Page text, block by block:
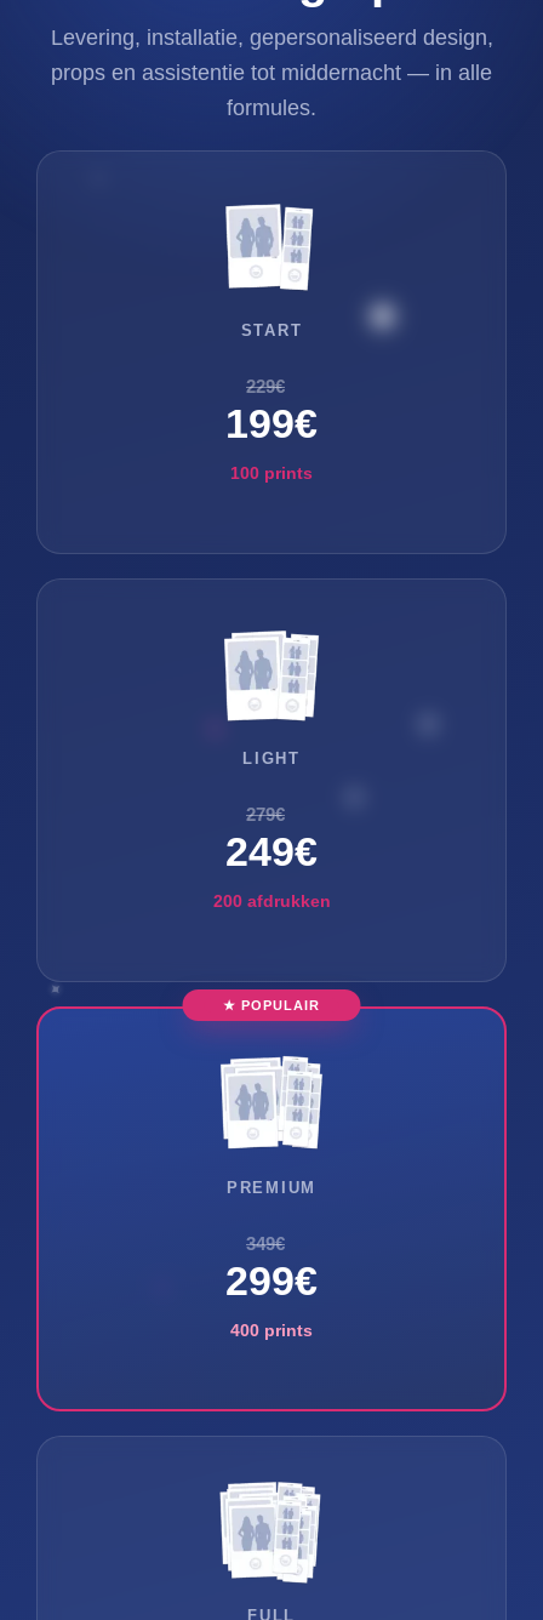
Levering, installatie, gepersonaliseerd design,
props en assistentie tot middernacht — in alle
formules.
START
229€
199€
100 prints
LIGHT
279€
249€
200 afdrukken
★ POPULAIR
PREMIUM
349€
299€
400 prints